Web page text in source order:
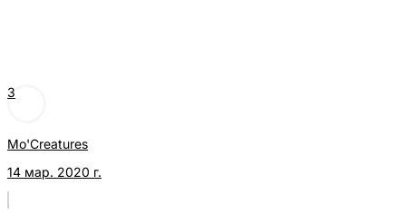
3
Mo'Creatures
14 мар. 2020 г.